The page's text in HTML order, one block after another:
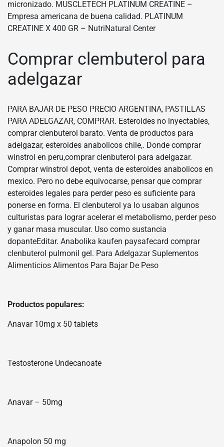
micronizado. MUSCLETECH PLATINUM CREATINE –
Empresa americana de buena calidad. PLATINUM
CREATINE X 400 GR – NutriNatural Center
Comprar clembuterol para
adelgazar
PARA BAJAR DE PESO PRECIO ARGENTINA, PASTILLAS
PARA ADELGAZAR, COMPRAR. Esteroides no inyectables,
comprar clenbuterol barato. Venta de productos para
adelgazar, esteroides anabolicos chile,. Donde comprar
winstrol en peru,comprar clenbuterol para adelgazar.
Comprar winstrol depot, venta de esteroides anabolicos en
mexico. Pero no debe equivocarse, pensar que comprar
esteroides legales para perder peso es suficiente para
ponerse en forma. El clenbuterol ya lo usaban algunos
culturistas para lograr acelerar el metabolismo, perder peso
y ganar masa muscular. Uso como sustancia
dopanteEditar. Anabolika kaufen paysafecard comprar
clenbuterol pulmonil gel. Para Adelgazar Suplementos
Alimenticios Alimentos Para Bajar De Peso
Productos populares:
Anavar 10mg x 50 tablets
Testosterone Undecanoate
Anavar – 50mg
Anapolon 50 mg